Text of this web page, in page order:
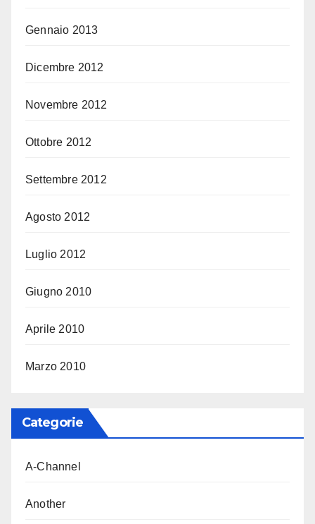
Gennaio 2013
Dicembre 2012
Novembre 2012
Ottobre 2012
Settembre 2012
Agosto 2012
Luglio 2012
Giugno 2010
Aprile 2010
Marzo 2010
Categorie
A-Channel
Another